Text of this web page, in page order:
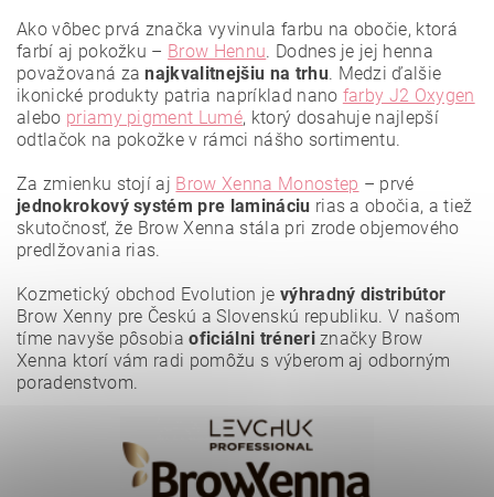
Vložením hodnotenie súhlasíte spodmienkami ochrany
osobných údajov.
Ako vôbec prvá značka vyvinula farbu na obočie, ktorá
farbí aj pokožku – Brow Hennu. Dodnes je jej henna
považovaná zanajkvalitnejšiu na trhu. Medzi ďalšie
ikonické produkty patria napríklad nano farby J2 Oxygen
alebo priamy pigment Lumé, ktorý dosahuje najlepší
odtlačok na pokožke v rámci nášho sortimentu.
Za zmienku stojí aj Brow Xenna Monostep – prvé
jednokrokový systém pre lamináciu rias a obočia, a tiež
skutočnosť, že Brow Xenna stála pri zrode objemového
predlžovania rias.
Kozmetický obchod Evolution je výhradný distribútor
Brow Xenny pre Českú a Slovenskú republiku. V našom
tíme navyše pôsobiaoficiálni tréneriznačky Brow
Xenna ktorí vám radi pomôžu s výberom aj odborným
poradenstvom.